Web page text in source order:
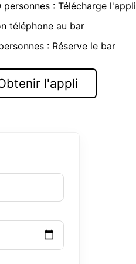
personnes : Télécharge l'appli
téléphone au bar
: Réserve le bar
l'appli